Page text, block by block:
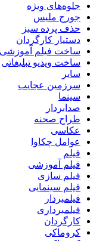
جلوه‌های ویژه
جورج ملیس
حذف پرده سبز
دستیار کارگردان
ساخت فیلم آموزشی
ساخت ویدیو تبلیغاتی
سایر
سرزمین عجایب
سینما
صدابردار
طراح صحنه
عکاسی
عوامل چکاوا
فیلم
فیلم آموزشی
فیلم سازی
فیلم سینمایی
فیلمبردار
فیلمبرداری
کارگردان
کروماکی